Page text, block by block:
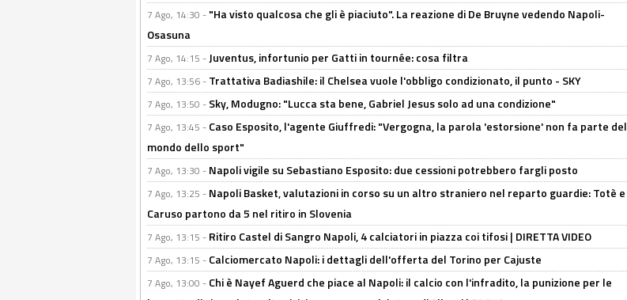
7 Ago, 14:30 - "Ha visto qualcosa che gli è piaciuto". La reazione di De Bruyne vedendo Napoli-
Osasuna
7 Ago, 14:15 - Juventus, infortunio per Gatti in tournée: cosa filtra
7 Ago, 13:56 - Trattativa Badiashile: il Chelsea vuole l'obbligo condizionato, il punto - SKY
7 Ago, 13:50 - Sky, Modugno: "Lucca sta bene, Gabriel Jesus solo ad una condizione"
7 Ago, 13:45 - Caso Esposito, l'agente Giuffredi: "Vergogna, la parola 'estorsione' non fa parte del
mondo dello sport"
7 Ago, 13:30 - Napoli vigile su Sebastiano Esposito: due cessioni potrebbero fargli posto
7 Ago, 13:25 - Napoli Basket, valutazioni in corso su un altro straniero nel reparto guardie: Totè e
Caruso partono da 5 nel ritiro in Slovenia
7 Ago, 13:15 - Ritiro Castel di Sangro Napoli, 4 calciatori in piazza coi tifosi | DIRETTA VIDEO
7 Ago, 13:15 - Calciomercato Napoli: i dettagli dell'offerta del Torino per Cajuste
7 Ago, 13:00 - Chi è Nayef Aguerd che piace al Napoli: il calcio con l'infradito, la punizione per le